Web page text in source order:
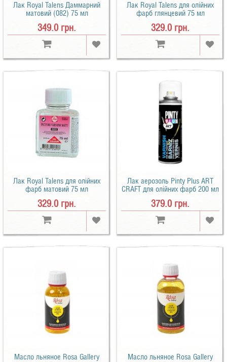
Лак Royal Talens Даммарний
матовий (082) 75 мл
349.0 грн.
Лак Royal Talens для олійних
фарб глянцевий 75 мл
329.0 грн.
Лак Royal Talens для олійних
фарб матовий 75 мл
329.0 грн.
Лак аерозоль Pinty Plus ART
CRAFT для олійних фарб 200 мл
379.0 грн.
Масло льняное Rosa Gallery
Масло льняное Rosa Gallery